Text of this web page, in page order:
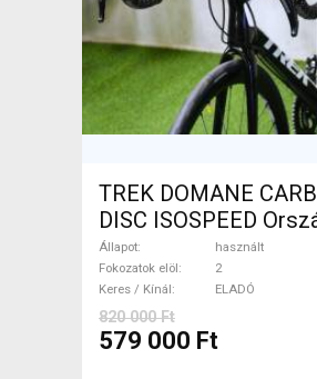
TREK DOMANE
DISC ISOSPEED
tárcsafék használt
Állapot
használt
Fokozatok elöl
2
Keres / Kínál
ELADÓ
820 000 Ft
579 000 Ft